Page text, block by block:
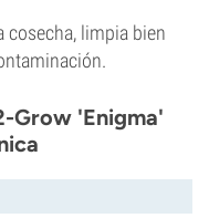
cosecha, limpia bien
Grow 'Enigma'